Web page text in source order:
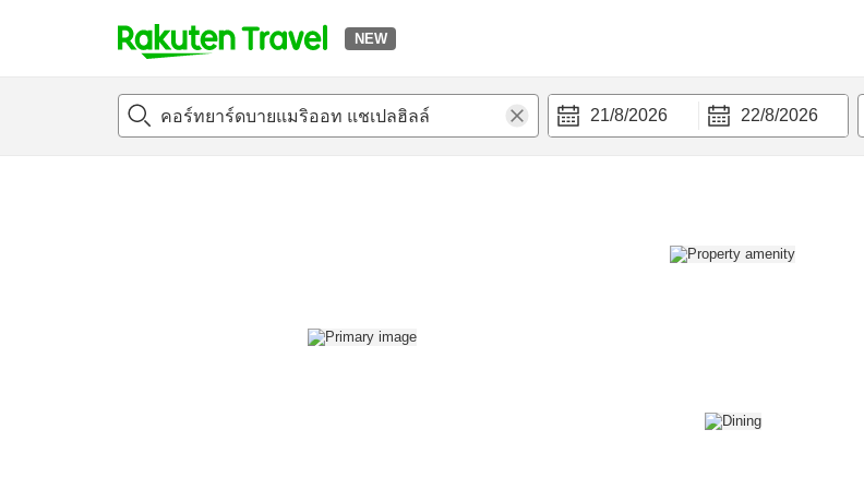
NEW
t
p
21/8/2026 22/8/2026
แนะนำที่พักห้องพักและแพลนพัก รีวิวสิ่่งอำนวยความสะดวก